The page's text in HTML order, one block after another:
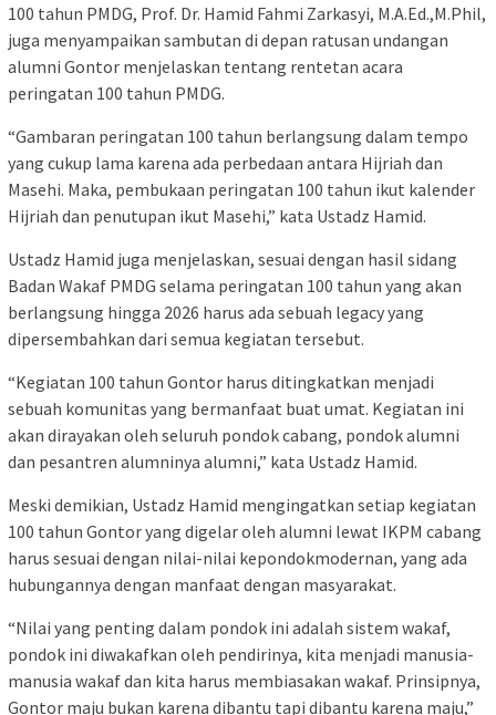
100 tahun PMDG, Prof. Dr. Hamid Fahmi Zarkasyi, M.A.Ed.,M.Phil,
juga menyampaikan sambutan di depan ratusan undangan
alumni Gontor menjelaskan tentang rentetan acara
peringatan 100 tahun PMDG.
“Gambaran peringatan 100 tahun berlangsung dalam tempo
yang cukup lama karena ada perbedaan antara Hijriah dan
Masehi. Maka, pembukaan peringatan 100 tahun ikut kalender
Hijriah dan penutupan ikut Masehi,” kata Ustadz Hamid.
Ustadz Hamid juga menjelaskan, sesuai dengan hasil sidang
Badan Wakaf PMDG selama peringatan 100 tahun yang akan
berlangsung hingga 2026 harus ada sebuah legacy yang
dipersembahkan dari semua kegiatan tersebut.
“Kegiatan 100 tahun Gontor harus ditingkatkan menjadi
sebuah komunitas yang bermanfaat buat umat. Kegiatan ini
akan dirayakan oleh seluruh pondok cabang, pondok alumni
dan pesantren alumninya alumni,” kata Ustadz Hamid.
Meski demikian, Ustadz Hamid mengingatkan setiap kegiatan
100 tahun Gontor yang digelar oleh alumni lewat IKPM cabang
harus sesuai dengan nilai-nilai kepondokmodernan, yang ada
hubungannya dengan manfaat dengan masyarakat.
“Nilai yang penting dalam pondok ini adalah sistem wakaf,
pondok ini diwakafkan oleh pendirinya, kita menjadi manusia-
manusia wakaf dan kita harus membiasakan wakaf. Prinsipnya,
Gontor maju bukan karena dibantu tapi dibantu karena maju,”